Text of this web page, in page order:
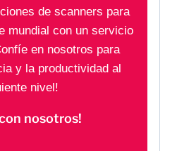
de scanners para
mundial con un servicio
en nosotros para
y la productividad al
nivel!
nosotros!